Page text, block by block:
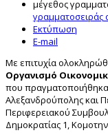
μέγεθος
γραμματοσειράς
Εκτύπωση
E-mail
Με επιτυχία
Οργανισμό
που
Αλεξανδρούπολης και
Περιφερειακού
Δημοκρατίας 1,